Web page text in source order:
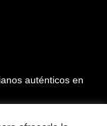
auténticos en